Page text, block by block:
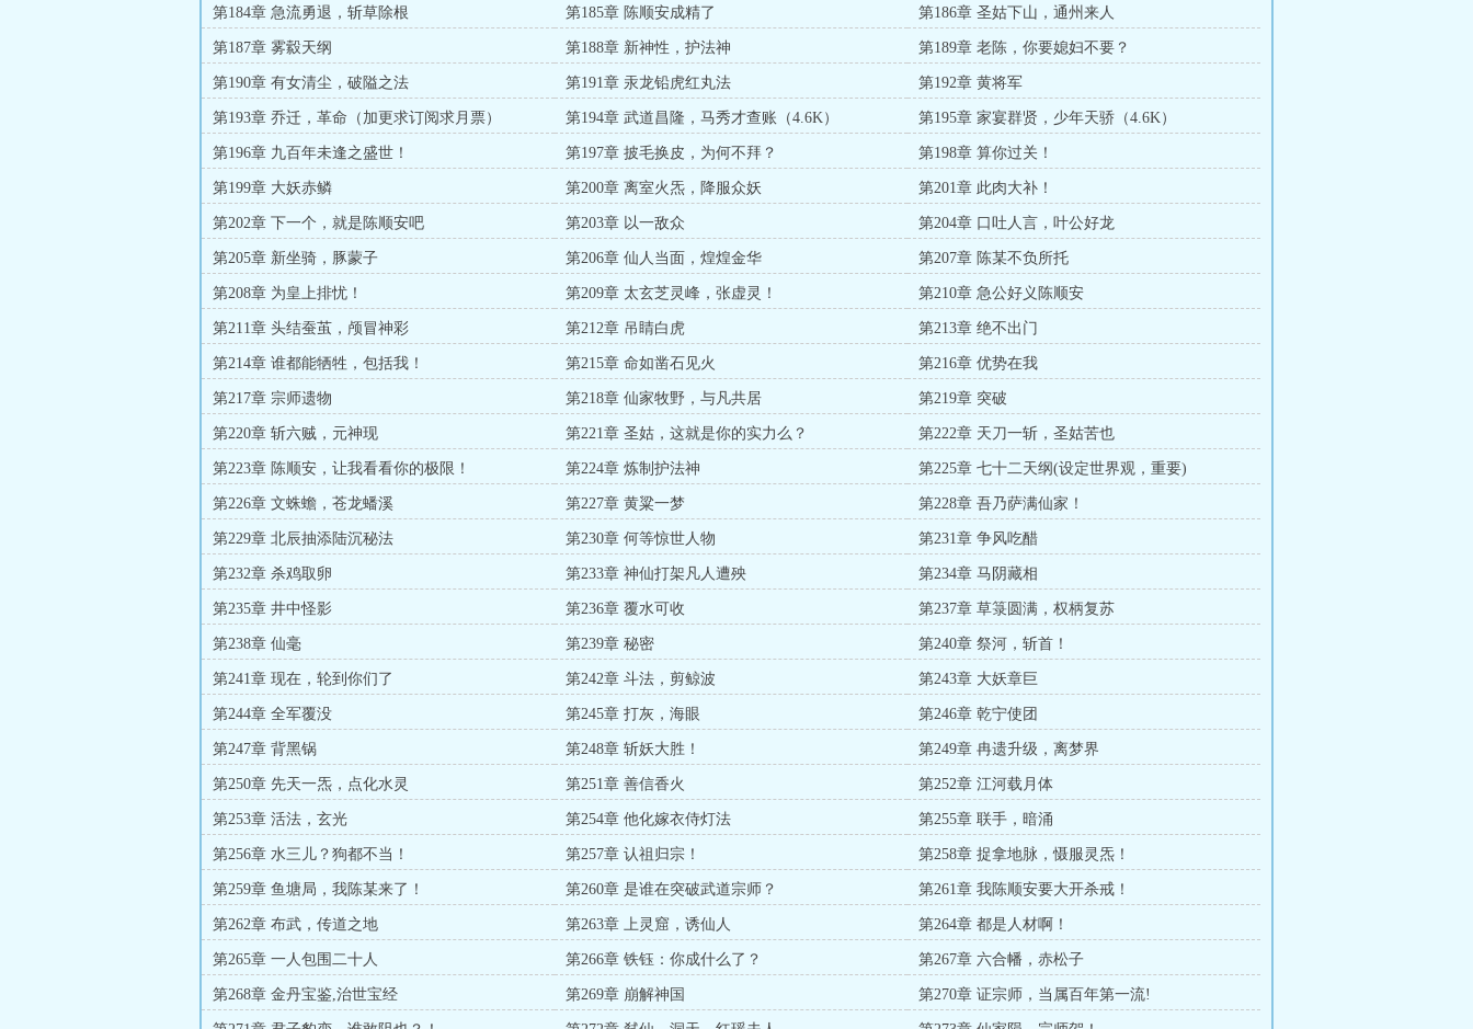
第184章 急流勇退，斩草除根 第185章 陈顺安成精了 第186章 圣姑下山，通州来人
第187章 雾縠天纲 第188章 新神性，护法神 第189章 老陈，你要媳妇不要？
第190章 有女清尘，破隘之法 第191章 汞龙铅虎红丸法 第192章 黄将军
第193章 乔迁，革命（加更求订阅求月票） 第194章 武道昌隆，马秀才查账（4.6K） 第195章 家宴群贤，少年天骄（4.6K）
第196章 九百年未逢之盛世！ 第197章 披毛换皮，为何不拜？ 第198章 算你过关！
第199章 大妖赤鳞 第200章 离室火炁，降服众妖 第201章 此肉大补！
第202章 下一个，就是陈顺安吧 第203章 以一敌众 第204章 口吐人言，叶公好龙
第205章 新坐骑，豚蒙子 第206章 仙人当面，煌煌金华 第207章 陈某不负所托
第208章 为皇上排忧！ 第209章 太玄芝灵峰，张虚灵！ 第210章 急公好义陈顺安
第211章 头结蚕茧，颅冒神彩 第212章 吊睛白虎 第213章 绝不出门
第214章 谁都能牺牲，包括我！ 第215章 命如凿石见火 第216章 优势在我
第217章 宗师遗物 第218章 仙家牧野，与凡共居 第219章 突破
第220章 斩六贼，元神现 第221章 圣姑，这就是你的实力么？ 第222章 天刀一斩，圣姑苦也
第223章 陈顺安，让我看看你的极限！ 第224章 炼制护法神 第225章 七十二天纲(设定世界观，重要)
第226章 文蛛蟾，苍龙蟠溪 第227章 黄粱一梦 第228章 吾乃萨满仙家！
第229章 北辰抽添陆沉秘法 第230章 何等惊世人物 第231章 争风吃醋
第232章 杀鸡取卵 第233章 神仙打架凡人遭殃 第234章 马阴藏相
第235章 井中怪影 第236章 覆水可收 第237章 草箓圆满，权柄复苏
第238章 仙毫 第239章 秘密 第240章 祭河，斩首！
第241章 现在，轮到你们了 第242章 斗法，剪鲸波 第243章 大妖章巨
第244章 全军覆没 第245章 打灰，海眼 第246章 乾宁使团
第247章 背黑锅 第248章 斩妖大胜！ 第249章 冉遗升级，离梦界
第250章 先天一炁，点化水灵 第251章 善信香火 第252章 江河载月体
第253章 活法，玄光 第254章 他化嫁衣侍灯法 第255章 联手，暗涌
第256章 水三儿？狗都不当！ 第257章 认祖归宗！ 第258章 捉拿地脉，慑服灵炁！
第259章 鱼塘局，我陈某来了！ 第260章 是谁在突破武道宗师？ 第261章 我陈顺安要大开杀戒！
第262章 布武，传道之地 第263章 上灵窟，诱仙人 第264章 都是人材啊！
第265章 一人包围二十人 第266章 铁钰：你成什么了？ 第267章 六合幡，赤松子
第268章 金丹宝鉴,治世宝经 第269章 崩解神国 第270章 证宗师，当属百年第一流!